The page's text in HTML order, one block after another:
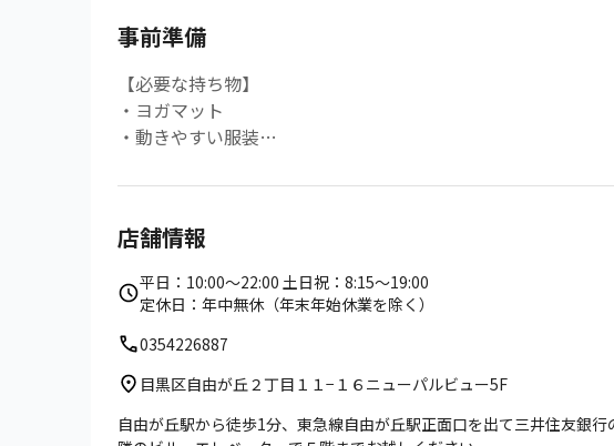
事前準備
【必要な持ち物】
・ヨガマット
・動きやすい服装
・お飲み物
・マットレンタル（300円）
店舗情報
平日：10:00〜22:00 土日祝：8:15〜19:00
定休日：年中無休（年末年始休業を除く）
0354226887
目黒区自由が丘２丁目１１−１６ニューパルビュー5F
自由が丘駅から徒歩1分、東急線自由が丘駅正面口を出て三井住友銀